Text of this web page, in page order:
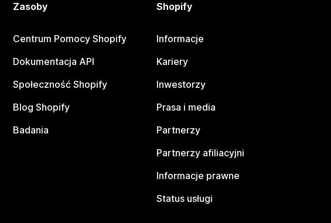
Zasoby
Centrum Pomocy Shopify
Dokumentacja API
Społeczność Shopify
Blog Shopify
Badania
Shopify
Informacje
Kariery
Inwestorzy
Prasa i media
Partnerzy
Partnerzy afiliacyjni
Informacje prawne
Status usługi